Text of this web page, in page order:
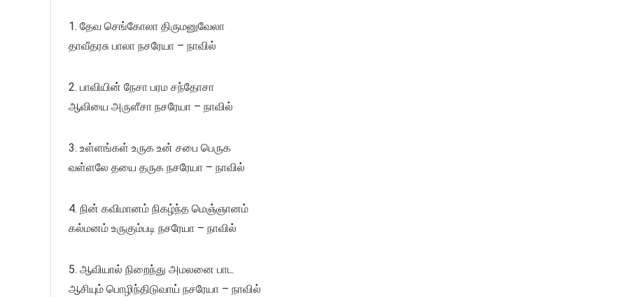
1. தேவ செங்கோலா திருமனுவேலா
தாவீதரசு பாலா நசரேயா – நாவில்
2. பாவியின் நேசா பரம சந்தோசா
ஆவியை அருளீசா நசரேயா – நாவில்
3. உள்ளங்கள் உருக உன் சபை பெருக
வள்ளலே தயை தருக நசரேயா – நாவில்
4. நின் கவிமானம் நிகழ்ந்த மெஞ்ஞானம்
கல்மனம் உருகும்படி நசரேயா – நாவில்
5. ஆவியால் நிறைந்து அமலனை பாட
ஆசியும் பொழிந்திடுவாய் நசரேயா – நாவில்